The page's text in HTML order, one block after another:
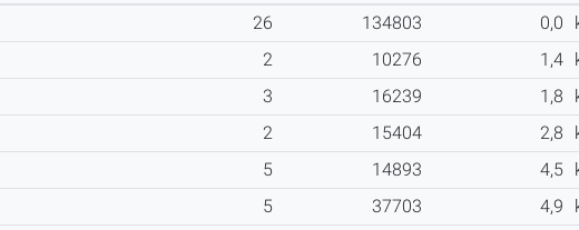
26 134803 0,0
2 10276 1,4
3 16239 1,8
2 15404 2,8
5 14893 4,5
5 37703 4,9